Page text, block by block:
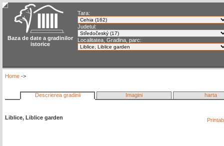
Baza de date a gradinilor
istorice
Tara:
Judetul:
Localitatea, Gradina, parc:
Home ->
Descrierea gradinii Imagini harta
Liblice, Liblice garden